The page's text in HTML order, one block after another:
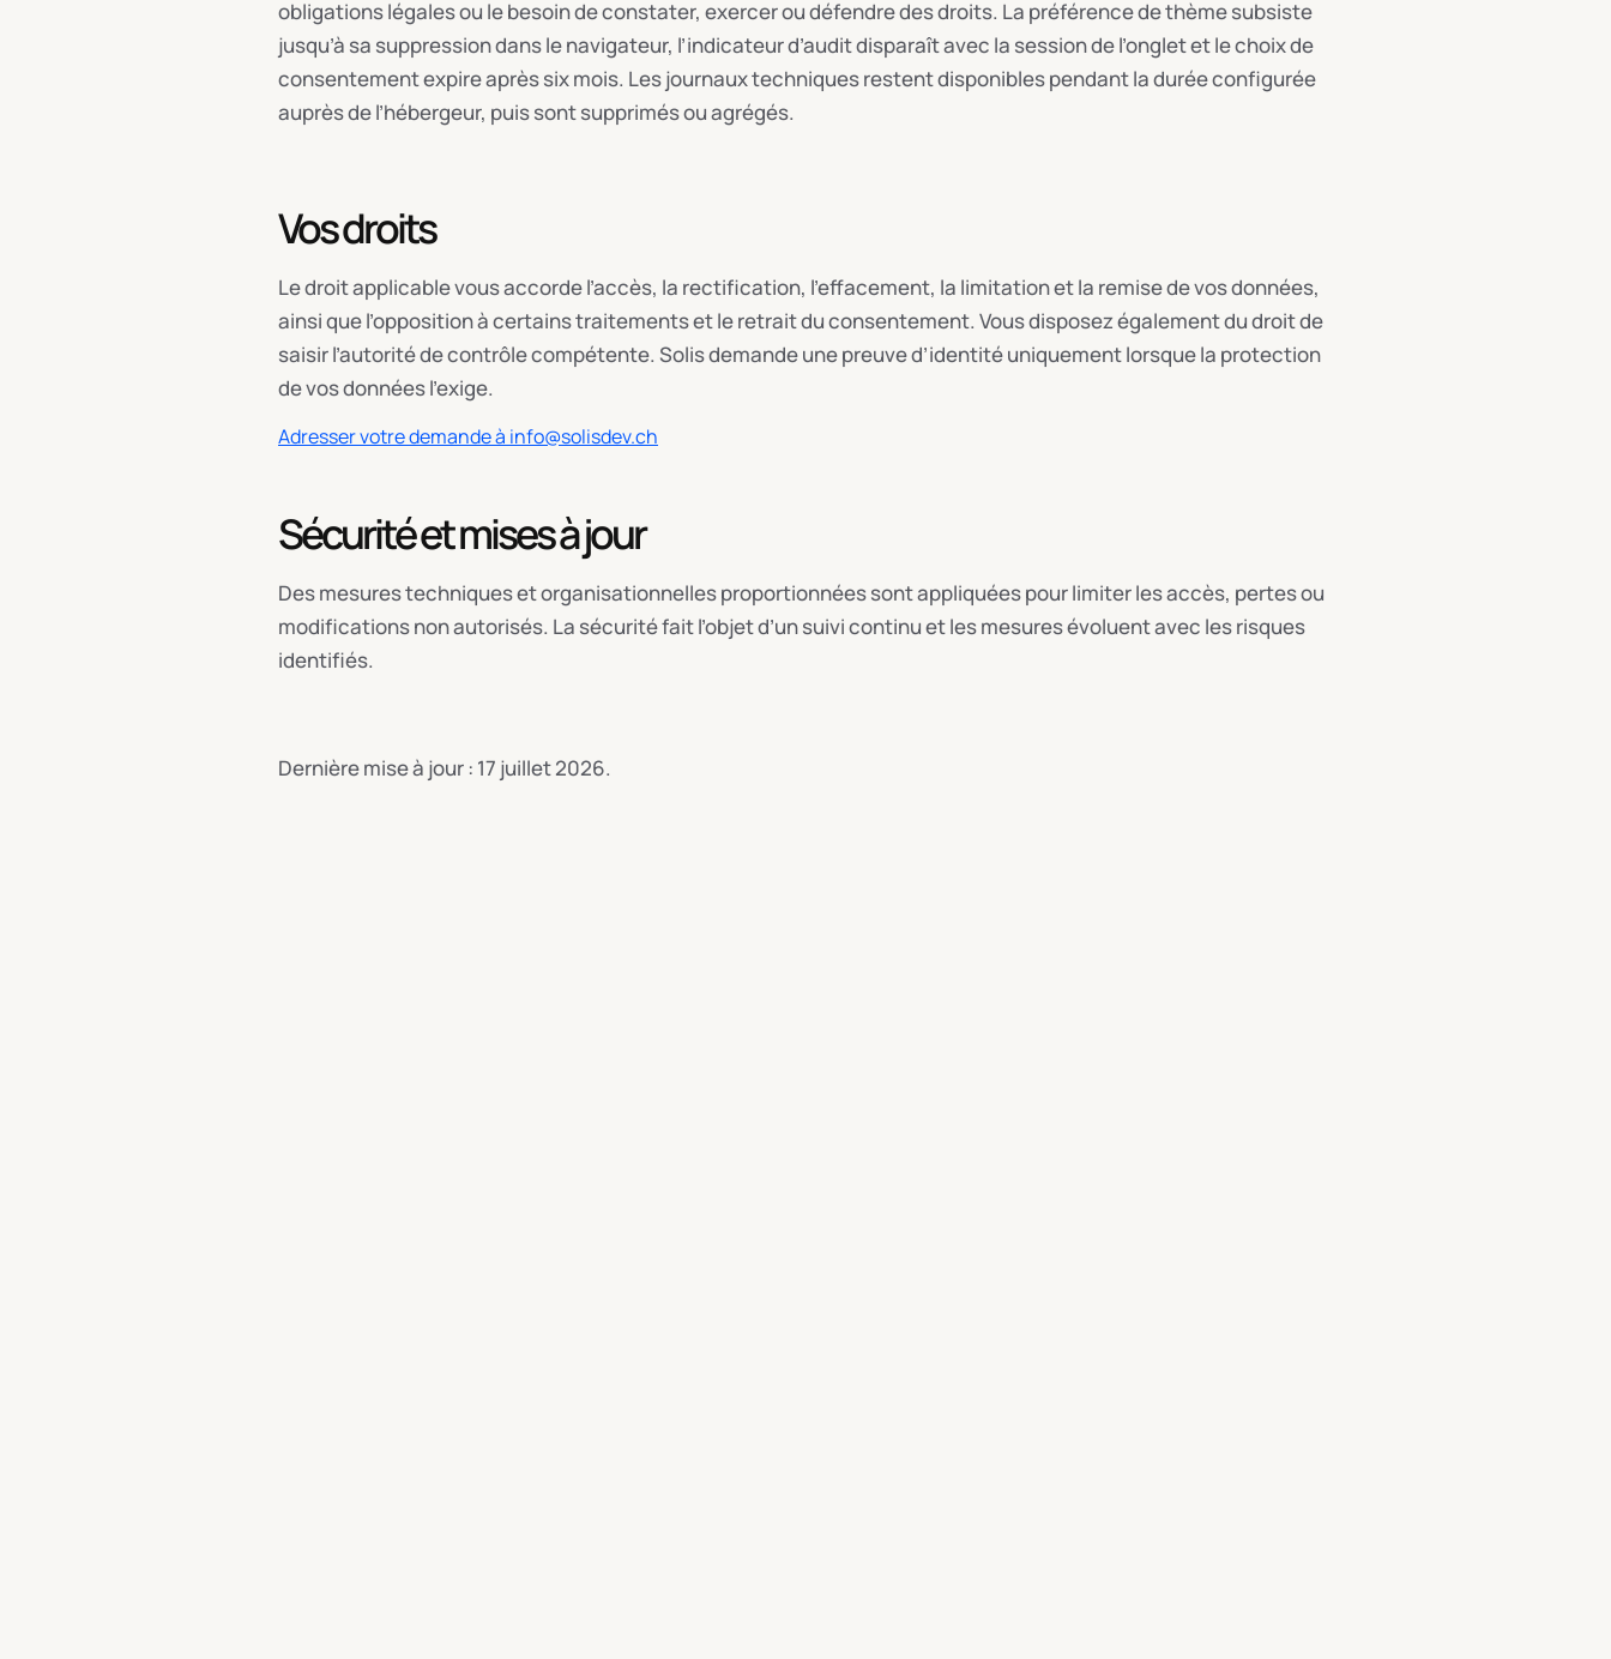
obligations légales ou le besoin de constater, exercer ou défendre des droits. La préférence de thème subsiste
jusqu’à sa suppression dans le navigateur, l’indicateur d’audit disparaît avec la session de l’onglet et le choix de
consentement expire après six mois. Les journaux techniques restent disponibles pendant la durée configurée
auprès de l’hébergeur, puis sont supprimés ou agrégés.
Vos droits
Le droit applicable vous accorde l’accès, la rectification, l’effacement, la limitation et la remise de vos données,
ainsi que l’opposition à certains traitements et le retrait du consentement. Vous disposez également du droit de
saisir l’autorité de contrôle compétente. Solis demande une preuve d’identité uniquement lorsque la protection
de vos données l’exige.
Adresser votre demande à info@solisdev.ch
Sécurité et mises à jour
Des mesures techniques et organisationnelles proportionnées sont appliquées pour limiter les accès, pertes ou
modifications non autorisés. La sécurité fait l’objet d’un suivi continu et les mesures évoluent avec les risques
identifiés.
Dernière mise à jour : 17 juillet 2026.